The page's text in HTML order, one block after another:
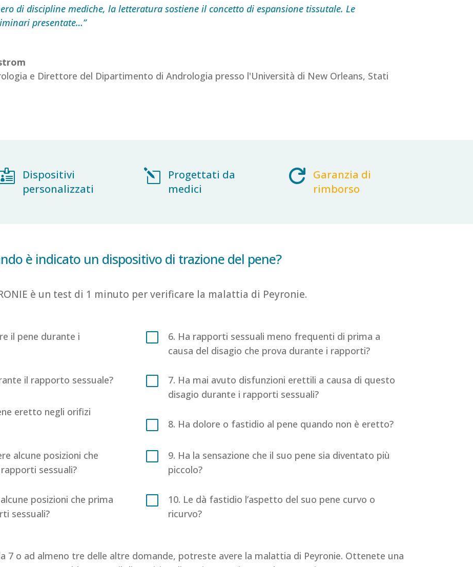
di discipline mediche, la letteratura sostiene il concetto di espansione tissutale. Le
presentate…”
e Direttore del Dipartimento di Andrologia presso l'Università di New Orleans, Stati
Dispositivi
personalizzati
l
Progettati da
medici
 Garanzia di
rimborso
è indicato un dispositivo di trazione del pene?
è un test di 1 minuto per verificare la malattia di Peyronie.
il pene durante i
il rapporto sessuale?
eretto negli orifizi
alcune posizioni che
sessuali?
posizioni che prima
sessuali?
V
6. Ha rapporti sessuali meno frequenti di prima a
causa del disagio che prova durante i rapporti?
V
7. Ha mai avuto disfunzioni erettili a causa di questo
disagio durante i rapporti sessuali?
V 8. Ha dolore o fastidio al pene quando non è eretto?
V
9. Ha la sensazione che il suo pene sia diventato più
piccolo?
V
10. Le dà fastidio l’aspetto del suo pene curvo o
ricurvo?
7 o ad almeno tre delle altre domande, potreste avere la malattia di Peyronie. Ottenete una